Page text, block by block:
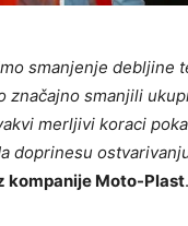
smanjenje debljine
značajno smanjili
merljivi koraci
doprinesu
kompanije Moto-Plast.